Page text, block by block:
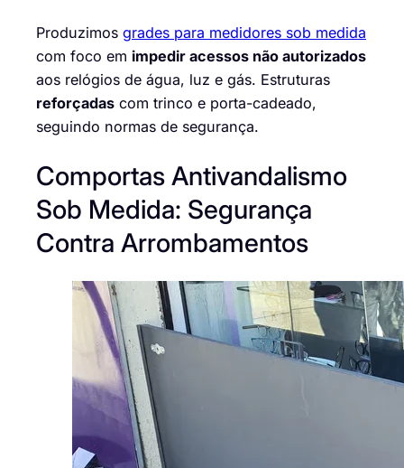
Produzimos grades para medidores sob medida
com foco em impedir acessos não autorizados
aos relógios de água, luz e gás. Estruturas
reforçadas com trinco e porta-cadeado,
seguindo normas de segurança.
Comportas Antivandalismo
Sob Medida: Segurança
Contra Arrombamentos